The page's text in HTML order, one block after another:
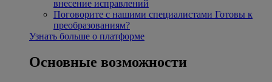
внесение исправлений
Поговорите с нашими специалистами Готовы к
преобразованиям?
Узнать больше о платформе
Основные возможности